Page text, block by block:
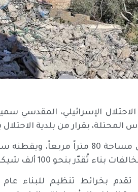
الإسرائيلي، المقدسي
المحتلة، بقرار من بلدية
تُقدّر بنحو 100 ألف شيكل.